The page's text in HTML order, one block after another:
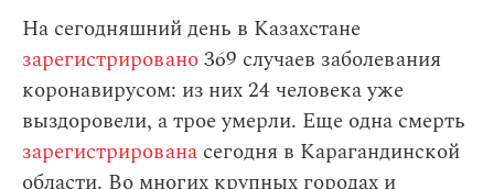
На сегодняшний день в Казахстане
зарегистрировано369 случаев заболевания
коронавирусом: из них 24 человека уже
выздоровели, а трое умерли. Еще одна смерть
зарегистрирована сегодня в Карагандинской